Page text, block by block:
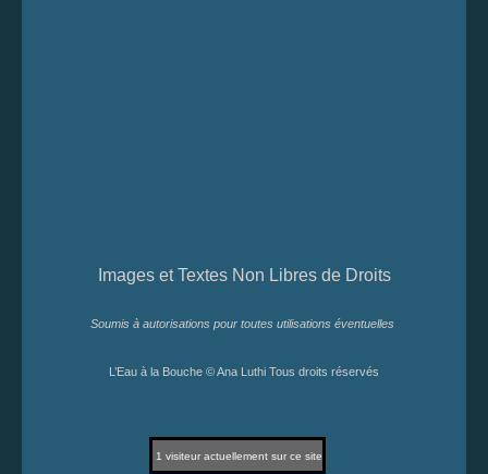
Images et Textes Non Libres de Droits
Soumis à autorisations pour toutes utilisations éventuelles
L’Eau à la Bouche © Ana Luthi Tous droits réservés
1 visiteur actuellement sur ce site